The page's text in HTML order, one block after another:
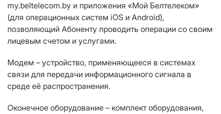
my.beltelecom.by и приложения «Мой Белтелеком»
(для операционных систем iOS и Android),
позволяющий Абоненту проводить операции со своим
лицевым счетом и услугами.
Модем – устройство, применяющееся в системах
связи для передачи информационного сигнала в
среде её распространения.
Оконечное оборудование – комплект оборудования,